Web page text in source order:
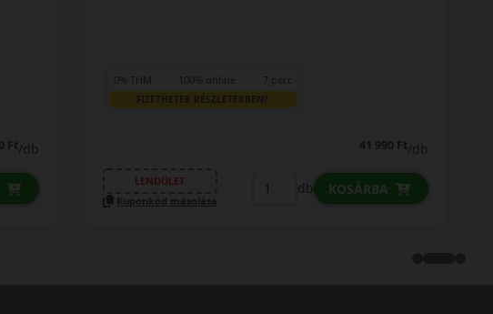
Ft/db
0% THM 100% online 7 perc
FIZETHETEK RÉSZLETEKBEN?
49 590 Ft/db
LENDÜLET
Kuponkód másolása
db KOSÁRBA